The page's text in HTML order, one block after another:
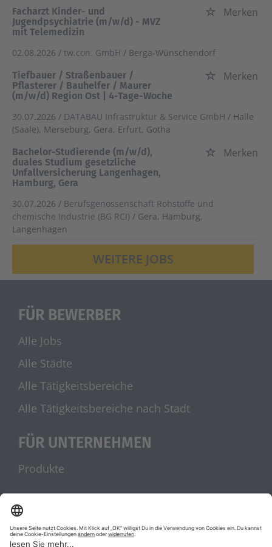
Facharzt Kinder- und
Jugendpsychiatrie (m/w/d) - MVZ
mit Telemedizin
Merken
02.08.2026 / tw.con. GmbH / Berga-Wünschendorf
Tiefbauer / Straßenbauer /
Pflasterer / Bauhelfer / Maurer
(m/w/d) Region Ost | 4-Tage-Woche
Merken
30.07.2026 / DATABAU Infrastruktur & Service GmbH / Halle
(Saale), Merseburg, Gera, Erfurt, Gotha
Bachelor-Studierende (m/w/d),
duales Studium gesetzliche
Unfallversicherung Langenhagen,
Hamburg, Gera
Merken
30.07.2026 / Berufsgenossenschaft Rohstoffe und
chemische Industrie (BG RCI) / Gera, Hamburg,
Langenhagen
WEITERE JOBS
FÜR BEWERBER
Alle Jobs
Alle Städte
Alle Tätigkeitsbereiche
Alle Tätigkeitsbereiche nach Stadt
FÜR UNTERNEHMEN
Produkte
UNSERE PARTNER
stellenanzeigen.de